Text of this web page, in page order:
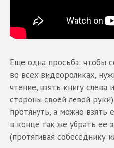
Еще одна просьба: чтобы
во всех видеороликах,
чтение, взять книгу слева
стороны своей левой
протянуть, а можно взять
в конце так же убрать ее
(протягивая собеседнику